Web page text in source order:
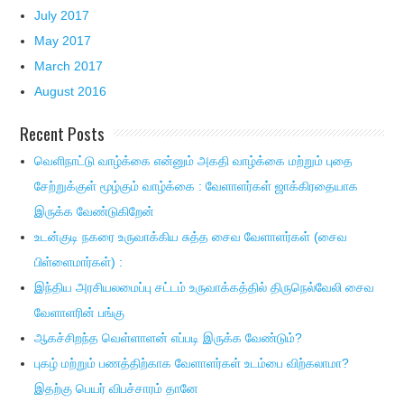
July 2017
May 2017
March 2017
August 2016
Recent Posts
வெளிநாட்டு வாழ்க்கை என்னும் அகதி வாழ்க்கை மற்றும் புதை
சேற்றுக்குள் மூழ்கும் வாழ்க்கை : வேளாளர்கள் ஜாக்கிரதையாக
இருக்க வேண்டுகிறேன்
உடன்குடி நகரை உருவாக்கிய சுத்த சைவ வேளாளர்கள் (சைவ
பிள்ளைமார்கள்) :
இந்திய அரசியலமைப்பு சட்டம் உருவாக்கத்தில் திருநெல்வேலி சைவ
வேளாளரின் பங்கு
ஆகச்சிறந்த வெள்ளாளன் எப்படி இருக்க வேண்டும்?
புகழ் மற்றும் பணத்திற்காக வேளாளர்கள் உடம்பை விற்கலாமா?
இதற்கு பெயர் விபச்சாரம் தானே